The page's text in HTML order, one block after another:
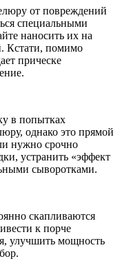
от повреждений
специальными
наносить их на
Кстати, помимо
прическе
в попытках
однако это прямой
нужно срочно
устранить «эффект
сыворотками.
скапливаются
к порче
улучшить мощность